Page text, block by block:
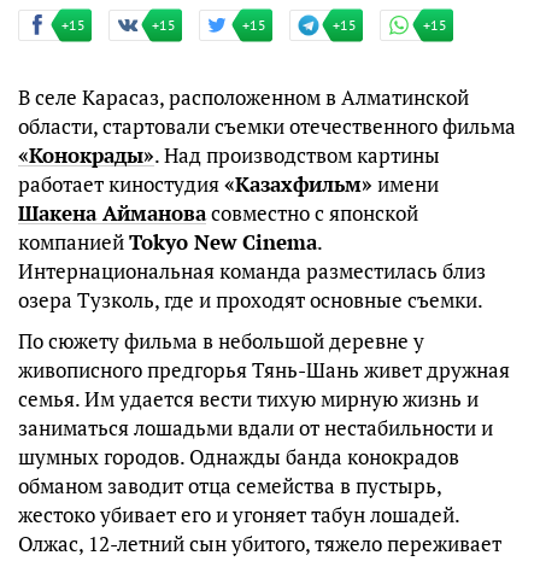
+15 +15 +15 +15 +15
В селе Карасаз, расположенном в Алматинской
области, стартовали съемки отечественного фильма
«Конокрады». Над производством картины
работает киностудия«Казахфильм» имени
Шакена Аймановасовместно с японской
компаниейTokyo New Cinema.
Интернациональная команда разместилась близ
озера Тузколь, где и проходят основные съемки.
По сюжету фильма в небольшой деревне у
живописного предгорья Тянь-Шань живет дружная
семья. Им удается вести тихую мирную жизнь и
заниматься лошадьми вдали от нестабильности и
шумных городов. Однажды банда конокрадов
обманом заводит отца семейства в пустырь,
жестоко убивает его и угоняет табун лошадей.
Олжас, 12-летний сын убитого, тяжело переживает